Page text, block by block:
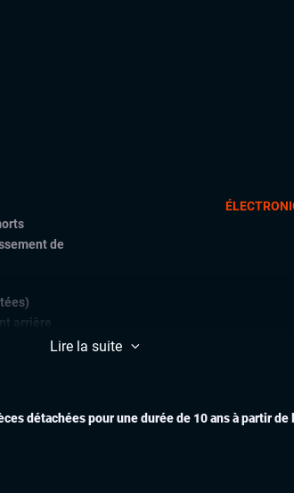
de
arrière
vitesseLire la suite
détachées pour une durée de 10 ans à partir